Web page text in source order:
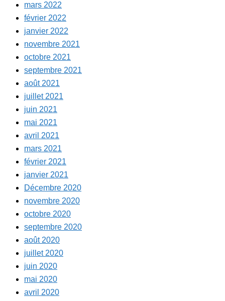
mars 2022
février 2022
janvier 2022
novembre 2021
octobre 2021
septembre 2021
août 2021
juillet 2021
juin 2021
mai 2021
avril 2021
mars 2021
février 2021
janvier 2021
Décembre 2020
novembre 2020
octobre 2020
septembre 2020
août 2020
juillet 2020
juin 2020
mai 2020
avril 2020